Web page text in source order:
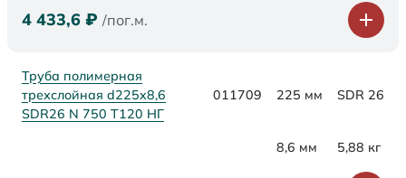
4 433,6 ₽ /пог.м.
Труба полимерная
трехслойная d225x8,6
SDR26 N 750 Т120 НГ
011709 225 мм SDR 26
8,6 мм 5,88 кг